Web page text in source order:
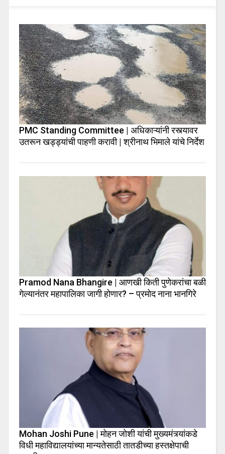
PMC Standing Committee | अधिकाऱ्यांनी रस्त्यावर
उतरून खड्ड्यांची पाहणी करावी | श्रीनाथ भिमाले यांचे निर्देश
Pramod Nana Bhangire | आणखी किती पुणेकरांचा बळी
गेल्यानंतर महापालिका जागी होणार? – प्रमोद नाना भानगिरे
Mohan Joshi Pune | मोहन जोशी यांची मुख्यमंत्र्यांकडे
विधी महाविद्यालयांच्या मान्यतेसाठी तातडीच्या हस्तक्षेपाची